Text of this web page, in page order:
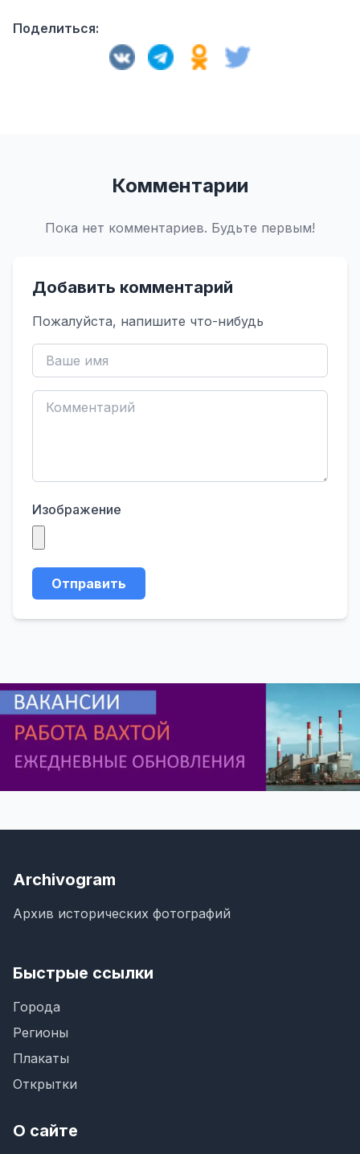
Поделиться:
Комментарии
Пока нет комментариев. Будьте первым!
Добавить комментарий
Пожалуйста, напишите что-нибудь
Изображение
Отправить
Archivogram
Архив исторических фотографий
Быстрые ссылки
Города
Регионы
Плакаты
Открытки
О сайте